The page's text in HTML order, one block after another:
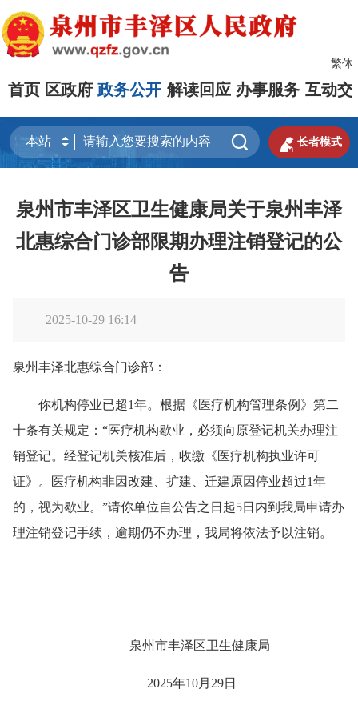
繁体
首页 区政府 政务公开 解读回应 办事服务 互动交
  长者模式
泉州市丰泽区卫生健康局关于泉州丰泽
北惠综合门诊部限期办理注销登记的公
告
2025-10-29 16:14
泉州丰泽北惠综合门诊部：
你机构停业已超1年。根据《医疗机构管理条例》第二
十条有关规定：“医疗机构歇业，必须向原登记机关办理注
销登记。经登记机关核准后，收缴《医疗机构执业许可
证》。医疗机构非因改建、扩建、迁建原因停业超过1年
的，视为歇业。”请你单位自公告之日起5日内到我局申请办
理注销登记手续，逾期仍不办理，我局将依法予以注销。
泉州市丰泽区卫生健康局
2025年10月29日